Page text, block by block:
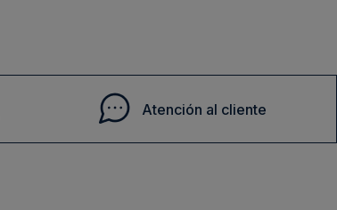
Atención al cliente